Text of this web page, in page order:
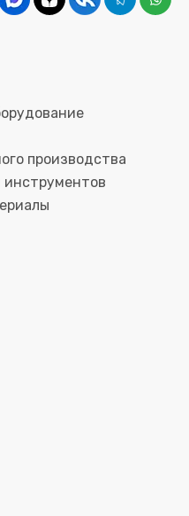
производства
инструментов